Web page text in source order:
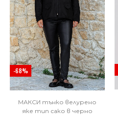
-68%
МАКСИ тънко велурено
яке тип сако в черно